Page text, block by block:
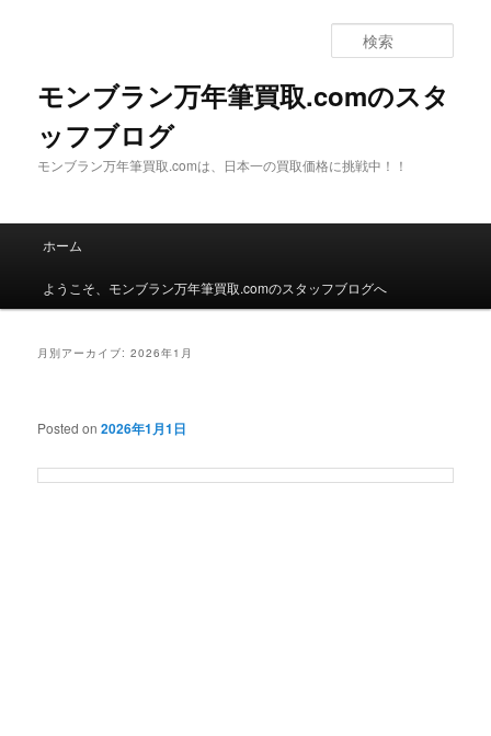
モンブラン万年筆買取.comのスタ
ッフブログ
モンブラン万年筆買取.comは、日本一の買取価格に挑戦中！！
索
メインコンテンツへ移動
サブコンテンツへ移動
ホーム
ようこそ、モンブラン万年筆買取.comのスタッフブログへ
月別アーカイブ:2026年1月
Posted on2026年1月1日